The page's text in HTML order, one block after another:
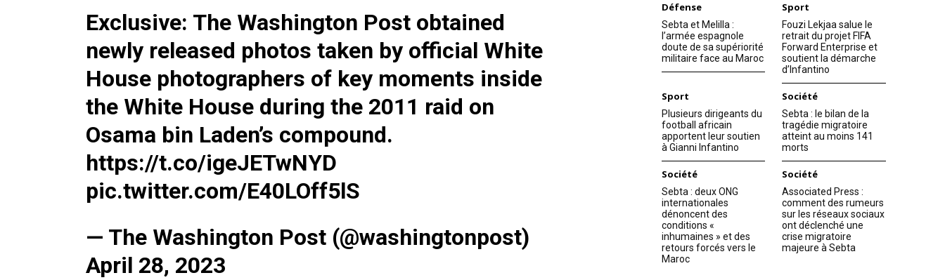
Exclusive: The Washington Post obtained
newly released photos taken by official White
House photographers of key moments inside
the White House during the 2011 raid on
Osama bin Laden’s compound.
https://t.co/igeJETwNYD
pic.twitter.com/E40LOff5lS
— The Washington Post (@washingtonpost)
April 28, 2023
Défense
Sebta et Melilla :
l’armée espagnole
doute de sa supériorité
militaire face au Maroc
Sport
Fouzi Lekjaa salue le
retrait du projet FIFA
Forward Enterprise et
soutient la démarche
d’Infantino
Sport
Plusieurs dirigeants du
football africain
apportent leur soutien
à Gianni Infantino
Société
Sebta : le bilan de la
tragédie migratoire
atteint au moins 141
morts
Société
Sebta : deux ONG
internationales
dénoncent des
conditions «
inhumaines » et des
retours forcés vers le
Maroc
Société
Associated Press :
comment des rumeurs
sur les réseaux sociaux
ont déclenché une
crise migratoire
majeure à Sebta